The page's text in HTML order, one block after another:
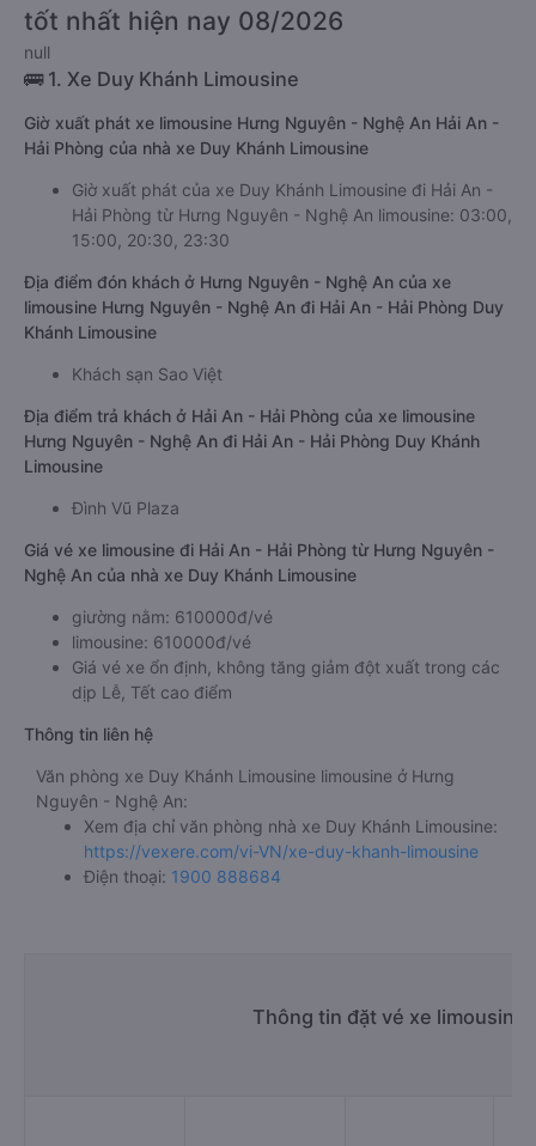
tốt nhất hiện nay 08/2026
null
🚌 1. Xe Duy Khánh Limousine
Giờ xuất phát xe limousine Hưng Nguyên - Nghệ An Hải An -
Hải Phòng của nhà xe Duy Khánh Limousine
Giờ xuất phát của xe Duy Khánh Limousine đi Hải An -
Hải Phòng từ Hưng Nguyên - Nghệ An limousine: 03:00,
15:00, 20:30, 23:30
Địa điểm đón khách ở Hưng Nguyên - Nghệ An của xe
limousine Hưng Nguyên - Nghệ An đi Hải An - Hải Phòng Duy
Khánh Limousine
Khách sạn Sao Việt
Địa điểm trả khách ở Hải An - Hải Phòng của xe limousine
Hưng Nguyên - Nghệ An đi Hải An - Hải Phòng Duy Khánh
Limousine
Đình Vũ Plaza
Giá vé xe limousine đi Hải An - Hải Phòng từ Hưng Nguyên -
Nghệ An của nhà xe Duy Khánh Limousine
giường nằm: 610000đ/vé
limousine: 610000đ/vé
Giá vé xe ổn định, không tăng giảm đột xuất trong các
dịp Lễ, Tết cao điểm
Thông tin liên hệ
Văn phòng xe Duy Khánh Limousine limousine ở Hưng
Nguyên - Nghệ An:
Xem địa chỉ văn phòng nhà xe Duy Khánh Limousine:
https://vexere.com/vi-VN/xe-duy-khanh-limousine
Điện thoại: 1900 888684
Thông tin đặt vé xe limousine